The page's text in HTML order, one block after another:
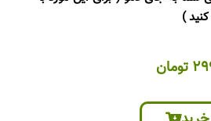
)
899,000 تومان
تومانقیمت